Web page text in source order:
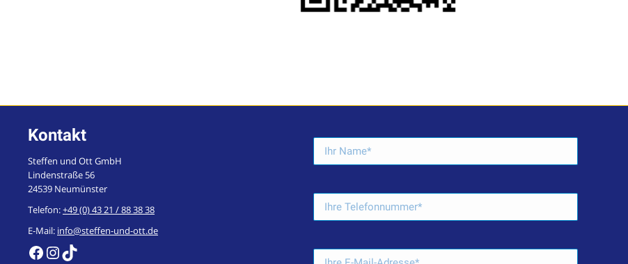
Kontakt
Steffen und Ott GmbH
Lindenstraße 56
24539 Neumünster
Telefon:+49 (0) 43 21 / 88 38 38
E-Mail: info@steffen-und-ott.de
https://de-de.facebook.com/steffenundott/ InstagramTikTok